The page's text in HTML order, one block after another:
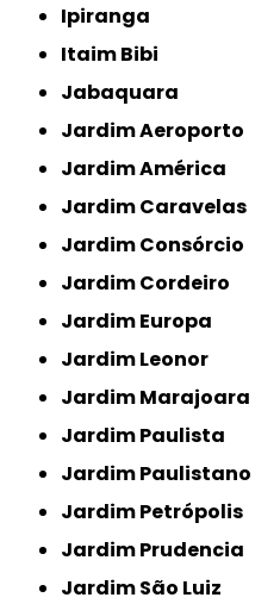
Ipiranga
Itaim Bibi
Jabaquara
Jardim Aeroporto
Jardim América
Jardim Caravelas
Jardim Consórcio
Jardim Cordeiro
Jardim Europa
Jardim Leonor
Jardim Marajoara
Jardim Paulista
Jardim Paulistano
Jardim Petrópolis
Jardim Prudencia
Jardim São Luiz